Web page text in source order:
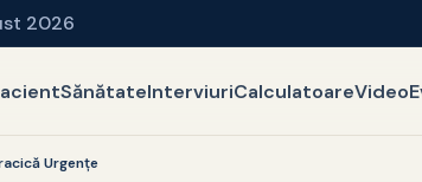
2026
SănătateInterviuriCalculatoareVideo
Urgențe